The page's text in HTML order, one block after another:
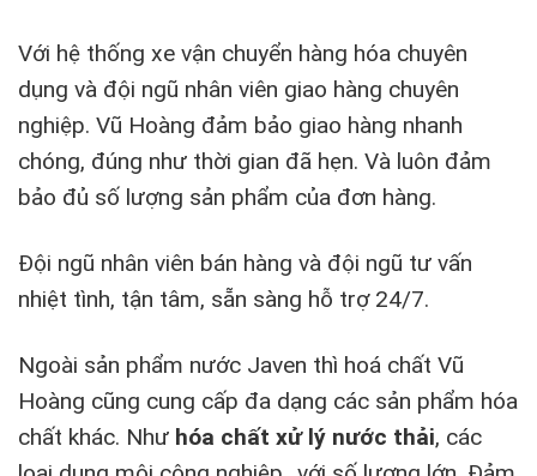
Với hệ thống xe vận chuyển hàng hóa chuyên
dụng và đội ngũ nhân viên giao hàng chuyên
nghiệp. Vũ Hoàng đảm bảo giao hàng nhanh
chóng, đúng như thời gian đã hẹn. Và luôn đảm
bảo đủ số lượng sản phẩm của đơn hàng.
Đội ngũ nhân viên bán hàng và đội ngũ tư vấn
nhiệt tình, tận tâm, sẵn sàng hỗ trợ 24/7.
Ngoài sản phẩm nước Javen thì hoá chất Vũ
Hoàng cũng cung cấp đa dạng các sản phẩm hóa
chất khác. Như hóa chất xử lý nước thải, các